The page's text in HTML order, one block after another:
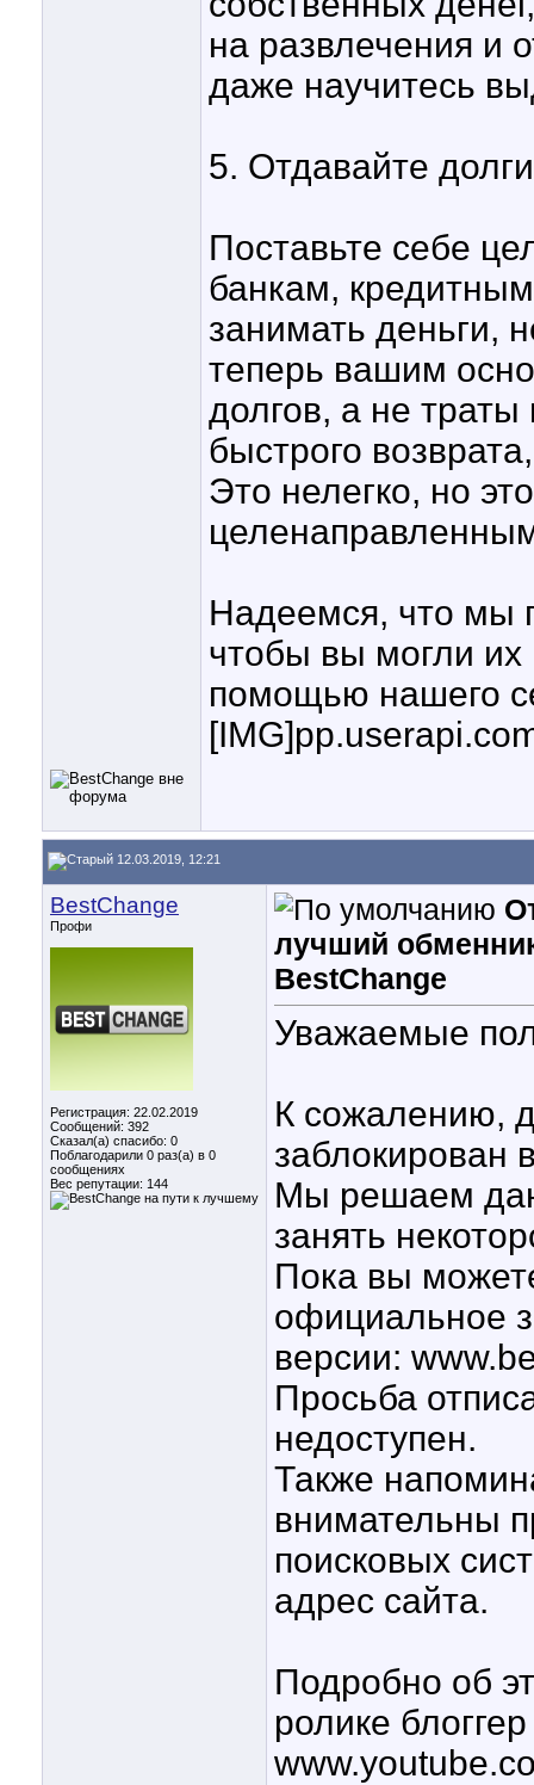
на развлечения и
даже научитесь
5. Отдавайте
Поставьте себе
банкам,
занимать деньги,
теперь вашим
долгов, а не
быстрого
Это нелегко, но
Надеемся, что мы
чтобы вы могли их
помощью нашего
12.03.2019, 12:21
BestChange
Профи
Регистрация: 22.02.2019
Сообщений: 392
Сказал(а) спасибо: 0
Поблагодарили 0 раз(а) в 0
сообщениях
Вес репутации: 144
лучший
BestChange
Уважаемые
К сожалению,
заблокирован
Мы решаем
занять
Пока вы
официальное
версии:
Просьба
недоступен.
Также
внимательны
поисковых
адрес сайта.
Подробно об
ролике